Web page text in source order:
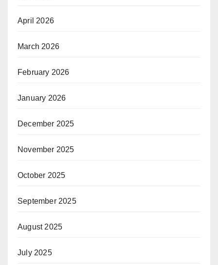
April 2026
March 2026
February 2026
January 2026
December 2025
November 2025
October 2025
September 2025
August 2025
July 2025